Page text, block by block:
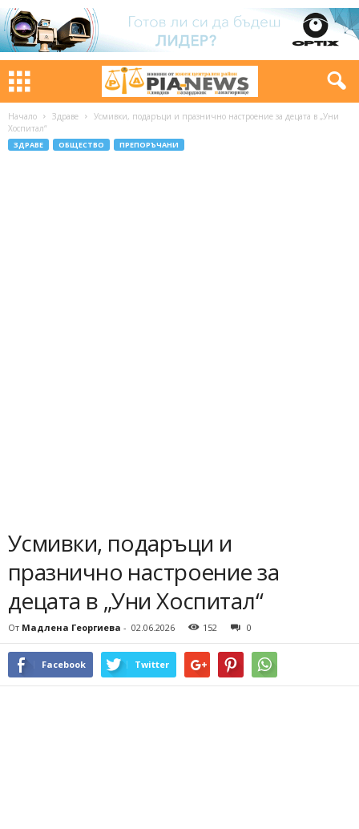
Начало Здраве
Усмивки, подаръци и празнично настроение за децата в „Уни
Хоспитал“
ЗДРАВЕ ОБЩЕСТВО ПРЕПОРЪЧАНИ
Усмивки, подаръци и
празнично настроение за
децата в „Уни Хоспитал“
От Мадлена Георгиева - 02.06.2026 152 0
Facebook Twitter